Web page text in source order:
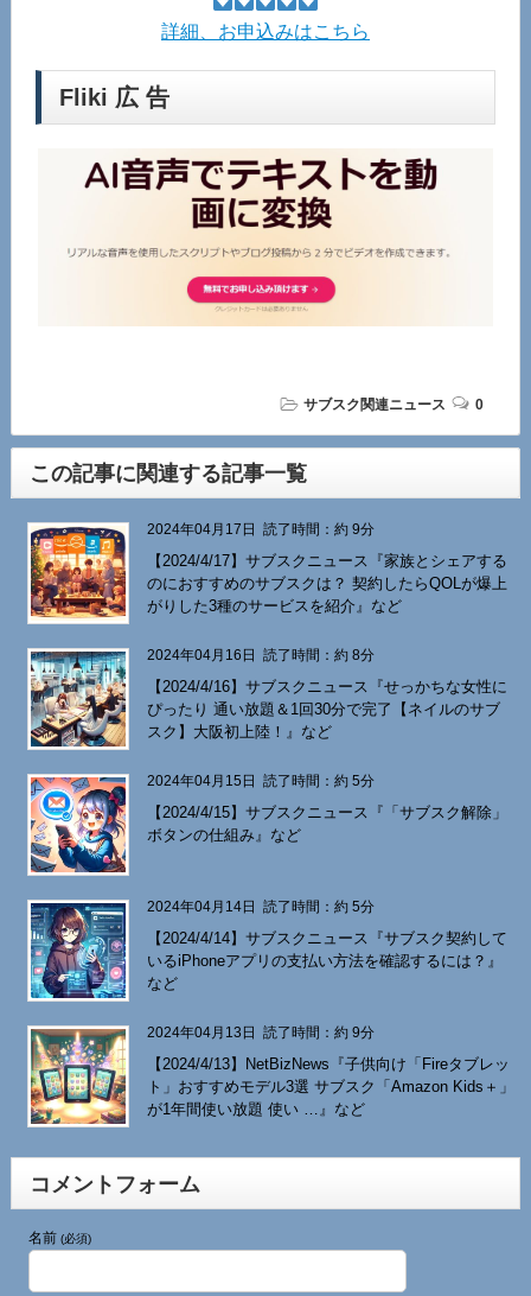
詳細、お申込みはこちら
Fliki 広 告
サブスク関連ニュース 0
この記事に関連する記事一覧
2024年04月17日 読了時間：約 9分
【2024/4/17】サブスクニュース『家族とシェアする
のにおすすめのサブスクは？ 契約したらQOLが爆上
がりした3種のサービスを紹介』など
2024年04月16日 読了時間：約 8分
【2024/4/16】サブスクニュース『せっかちな女性に
ぴったり 通い放題＆1回30分で完了【ネイルのサブ
スク】大阪初上陸！』など
2024年04月15日 読了時間：約 5分
【2024/4/15】サブスクニュース『「サブスク解除」
ボタンの仕組み』など
2024年04月14日 読了時間：約 5分
【2024/4/14】サブスクニュース『サブスク契約して
いるiPhoneアプリの支払い方法を確認するには？』
など
2024年04月13日 読了時間：約 9分
【2024/4/13】NetBizNews『子供向け「Fireタブレッ
ト」おすすめモデル3選 サブスク「Amazon Kids＋」
が1年間使い放題 使い …』など
コメントフォーム
名前 (必須)